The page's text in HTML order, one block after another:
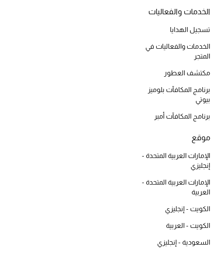
تسوقوا للنساء
الموسم الجديد
الحقائب النسائية
دليل ملتزمات الحقائب
حقائب رجالية
حقائب الأطفال
الخدمات والفعاليات
تسجيل الهدايا
الخدمات والفعاليات في
المتجر
مكتشف العطور
برنامج المكافآت بلوميز
بيوتي
برنامج المكافآت أمبر
موقع
الإمارات العربية المتحدة -
إنجليزي
الإمارات العربية المتحدة -
العربية
الكويت - إنجليزي
الكويت - العربية
السعودية - إنجليزي